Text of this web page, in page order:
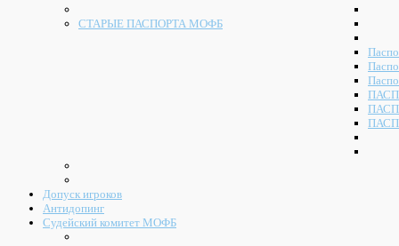
СТАРЫЕ ПАСПОРТА МОФБ
Допуск игроков
Антидопинг
Судейский комитет МОФБ